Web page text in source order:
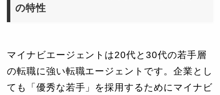
の特性
マイナビエージェントは20代と30代の若手層
の転職に強い転職エージェントです。企業とし
ても「優秀な若手」を採用するためにマイナビ